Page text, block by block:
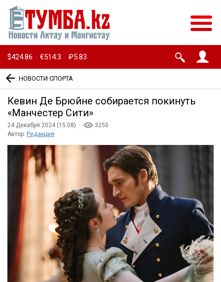
$424.86 · €514.3 · ₽5.83
НОВОСТИ СПОРТА
Кевин Де Брюйне собирается покинуть
«Манчестер Сити»
24 Декабря 2024 (15:08) ·
3250
Автор: Редакция